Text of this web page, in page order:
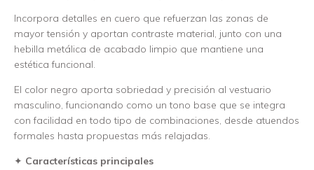
Incorpora detalles en cuero que refuerzan las zonas de
mayor tensión y aportan contraste material, junto con una
hebilla metálica de acabado limpio que mantiene una
estética funcional.
El color negro aporta sobriedad y precisión al vestuario
masculino, funcionando como un tono base que se integra
con facilidad en todo tipo de combinaciones, desde atuendos
formales hasta propuestas más relajadas.
✦ Características principales